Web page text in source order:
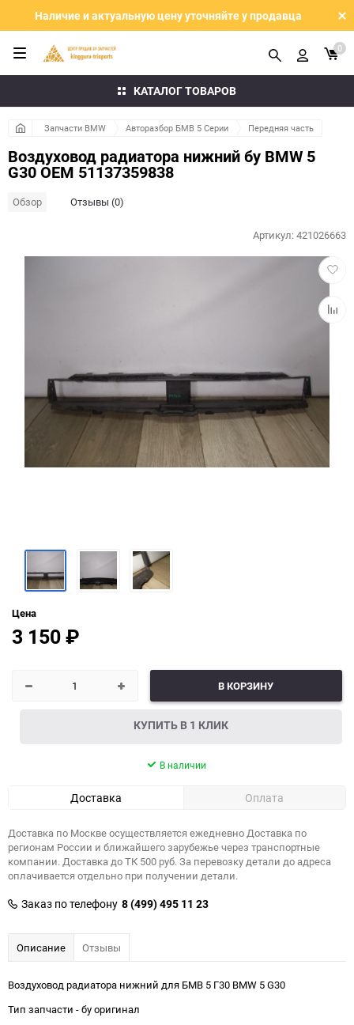
Наличие и актуальную цену уточняйте у продавца
КАТАЛОГ ТОВАРОВ
0
Запчасти BMW Авторазбор БМВ 5 Серии Передняя часть
Воздуховод радиатора нижний бу BMW 5
G30 OEM 51137359838
Обзор Отзывы (0)
в
к
Артикул:421026663
Цена
3 150₽
В КОРЗИНУ
КУПИТЬ В 1 КЛИК
В наличии
Доставка Оплата
Доставка по Москве осуществляется ежедневно Доставка по
регионам России и ближайшего зарубежье через транспортные
компании. Доставка до ТК 500 руб. За перевозку детали до адреса
оплачивается отдельно при получении детали.
Заказ по телефону 8 (499) 495 11 23
Описание Отзывы
Воздуховод радиатора нижний для БМВ 5 Г30 BMW 5 G30
Тип запчасти - бу оригинал